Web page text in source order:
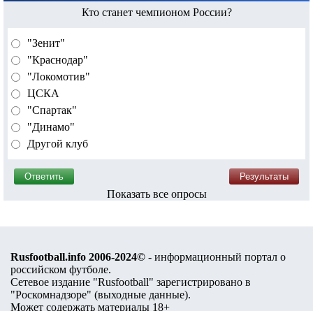
Кто станет чемпионом России?
"Зенит"
"Краснодар"
"Локомотив"
ЦСКА
"Спартак"
"Динамо"
Другой клуб
Показать все опросы
Rusfootball.info 2006-2024© - информационный портал о
российском футболе.
Сетевое издание "Rusfootball" зарегистрировано в
"Роскомнадзоре" (выходные данные).
Может содержать материалы 18+